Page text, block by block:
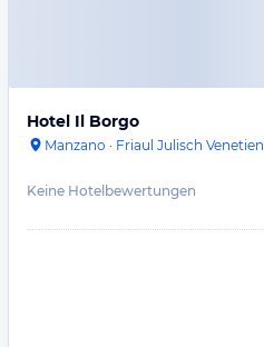
Hotel Il Borgo
Manzano · Friaul Julisch Venetien
Keine Hotelbewertungen